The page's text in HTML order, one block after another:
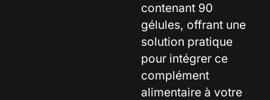
contenant 90
gélules, offrant une
solution pratique
pour intégrer ce
complément
alimentaire à votre